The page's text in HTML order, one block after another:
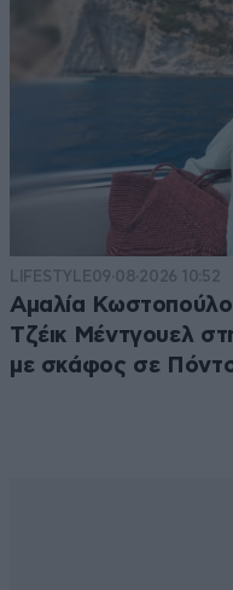
LIFESTYLE09·08·2026 10:52
Αμαλία
Τζέικ Μέντγουελ
με σκάφος σε